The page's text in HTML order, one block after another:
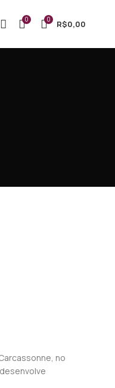
0 0 R$0,00
no